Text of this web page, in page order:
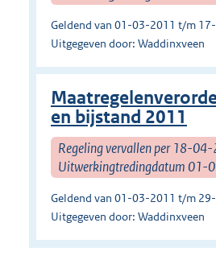
Geldend van 01-03-2011 t/m
Uitgegeven door: Waddinxveen
en bijstand 2011
Regeling vervallen per 18-
Uitwerkingtredingdatum 01-
Geldend van 01-03-2011 t/m
Uitgegeven door: Waddinxveen